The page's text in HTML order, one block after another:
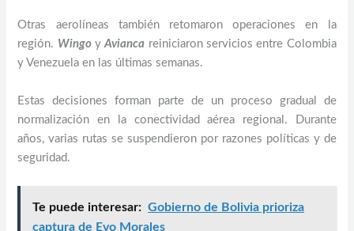
Otras aerolíneas también retomaron operaciones en la
región. WingoyAvianca reiniciaron servicios entre Colombia
y Venezuela en las últimas semanas.
Estas decisiones forman parte de un proceso gradual de
normalización en la conectividad aérea regional. Durante
años, varias rutas se suspendieron por razones políticas y de
seguridad.
Te puede interesar: Gobierno de Bolivia prioriza
captura de Evo Morales